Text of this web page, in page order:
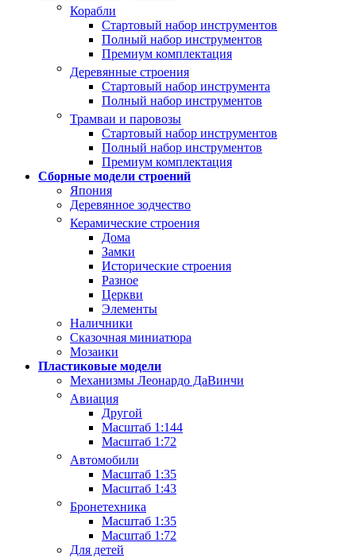
Корабли
Стартовый набор инструментов
Полный набор инструментов
Премиум комплектация
Деревянные строения
Стартовый набор инструмента
Полный набор инструментов
Трамваи и паровозы
Стартовый набор инструментов
Полный набор инструментов
Премиум комплектация
Сборные модели строений
Япония
Деревянное зодчество
Керамические строения
Дома
Замки
Исторические строения
Разное
Церкви
Элементы
Наличники
Сказочная миниатюра
Мозаики
Пластиковые модели
Механизмы Леонардо ДаВинчи
Авиация
Другой
Масштаб 1:144
Масштаб 1:72
Автомобили
Масштаб 1:35
Масштаб 1:43
Бронетехника
Масштаб 1:35
Масштаб 1:72
Для детей